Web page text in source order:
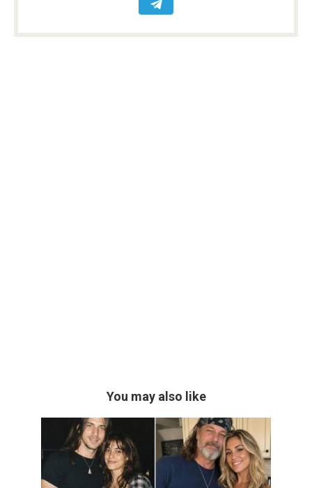
You may also like